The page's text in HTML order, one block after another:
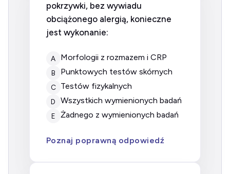
pokrzywki, bez wywiadu
obciążonego alergią, konieczne
jest wykonanie:
A morfologii z rozmazem i CRP
B punktowych testów skórnych
C testów fizykalnych
D wszystkich wymienionych badań
E żadnego z wymienionych badań
Poznaj poprawną odpowiedź